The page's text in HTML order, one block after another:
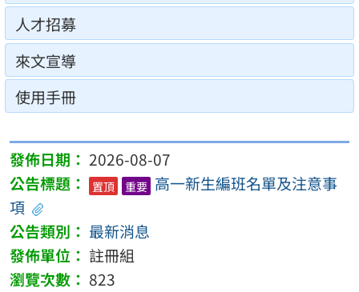
人才招募
來文宣導
使用手冊
2026-08-07
置頂 重要 高一新生編班名單及注意事
項
最新消息
註冊組
823